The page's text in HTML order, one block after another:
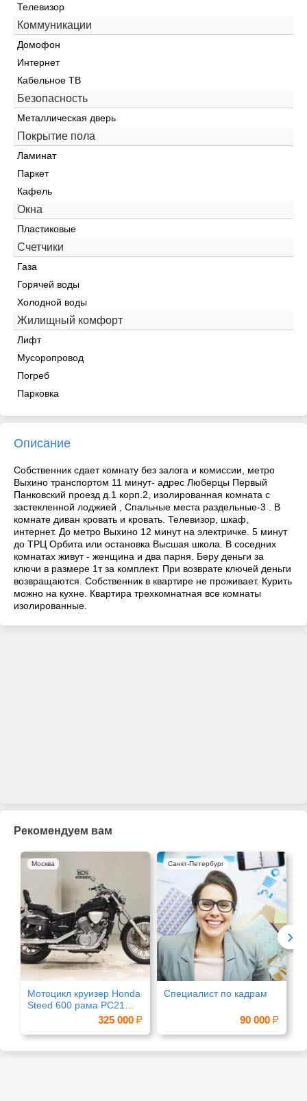
Телевизор
Коммуникации
Домофон
Интернет
Кабельное ТВ
Безопасность
Металлическая дверь
Покрытие пола
Ламинат
Паркет
Кафель
Окна
Пластиковые
Счетчики
Газа
Горячей воды
Холодной воды
Жилищный комфорт
Лифт
Мусоропровод
Погреб
Парковка
Описание
Cобственник сдает комнату без залога и комиссии, метро
Выхино транспортом 11 минут- адрес Люберцы Первый
Панковский проезд д.1 корп.2, изолированная комната с
застекленной лоджией , Спальные места раздельные-3 . В
комнате диван кровать и кровать. Телевизор, шкаф,
интернет. До метро Выхино 12 минут на электричке. 5 минут
до ТРЦ Орбита или остановка Высшая школа. В соседних
комнатах живут - женщина и два парня. Беру деньги за
ключи в размере 1т за комплект. При возврате ключей деньги
возвращаются. Собственник в квартире не проживает. Курить
можно на кухне. Квартира трехкомнатная все комнаты
изолированные.
Рекомендуем вам
Мотоцикл круизер Honda
Steed 600 рама PC21
325 000
Москва
Специалист по кадрам
90 000
Санкт-Петербург
›